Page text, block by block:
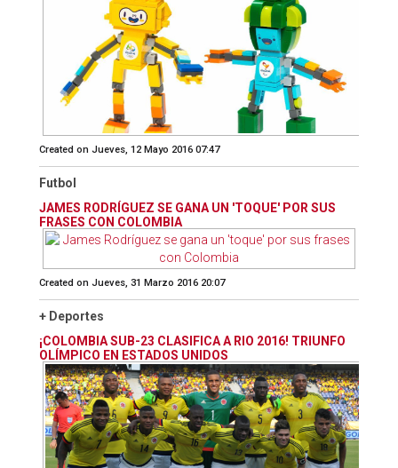
Created on Jueves, 12 Mayo 2016 07:47
Futbol
JAMES RODRÍGUEZ SE GANA UN 'TOQUE' POR SUS
FRASES CON COLOMBIA
Created on Jueves, 31 Marzo 2016 20:07
+ Deportes
¡COLOMBIA SUB-23 CLASIFICA A RIO 2016! TRIUNFO
OLÍMPICO EN ESTADOS UNIDOS